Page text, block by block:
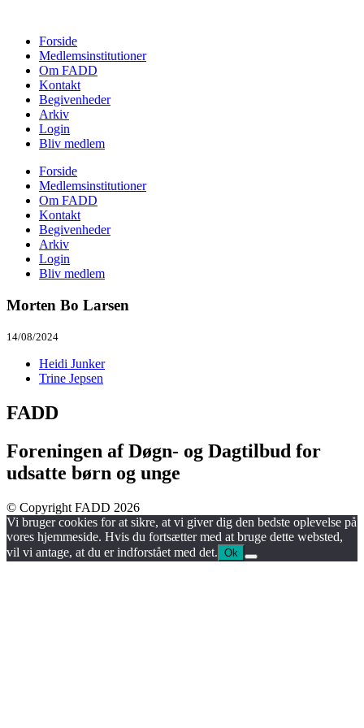
Forside
Medlemsinstitutioner
Om FADD
Kontakt
Begivenheder
Arkiv
Login
Bliv medlem
Forside
Medlemsinstitutioner
Om FADD
Kontakt
Begivenheder
Arkiv
Login
Bliv medlem
Morten Bo Larsen
14/08/2024
Heidi Junker
Trine Jepsen
FADD
Foreningen af Døgn- og Dagtilbud for
udsatte børn og unge
© Copyright FADD 2026
Vi bruger cookies for at sikre, at vi giver dig den bedste oplevelse på
vores hjemmeside. Hvis du fortsætter med at bruge dette websted,
vil vi antage, at du er indforstået med det. Ok